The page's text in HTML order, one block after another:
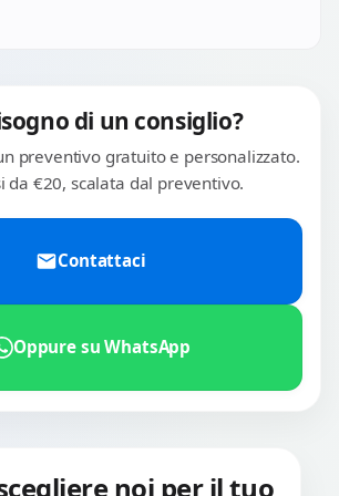
con attenzione, originali Acer
di un consiglio?
preventivo gratuito e personalizzato.
da €20, scalata dal preventivo.
Contattaci
Oppure su WhatsApp
noi per il tuo